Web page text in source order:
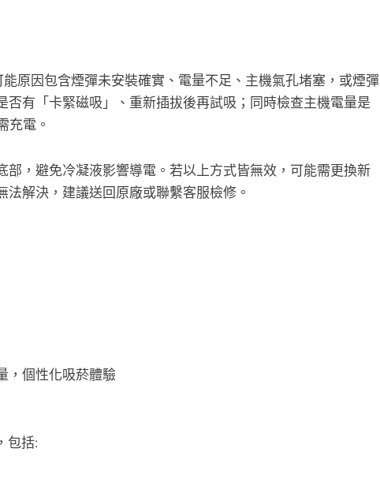
原因包含煙彈未安裝確實、電量不足、主機氣孔堵塞，或煙彈
否有「卡緊磁吸」、重新插拔後再試吸；同時檢查主機電量是
充電。
部，避免冷凝液影響導電。若以上方式皆無效，可能需更換新
解決，建議送回原廠或聯繫客服檢修。
，個性化吸菸體驗
包括: